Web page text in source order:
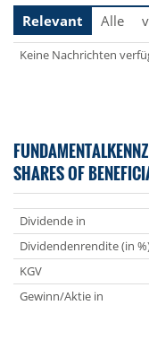
Relevant
Alle
Keine Nachrichten
SHARES OF
Dividende in
Dividendenrendite (in
KGV
Gewinn/Aktie in